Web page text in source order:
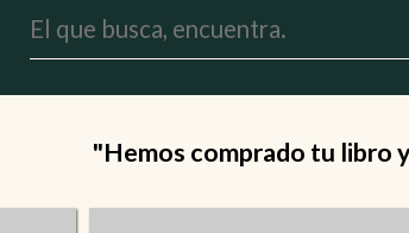
"Hemos comprado tu libro